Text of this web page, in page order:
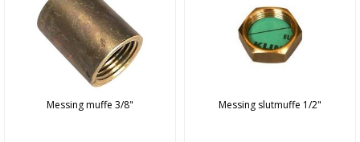
Messing muffe 3/8" Messing slutmuffe 1/2"